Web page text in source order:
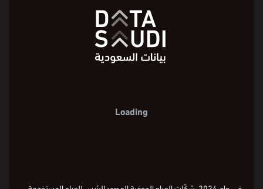
Loading